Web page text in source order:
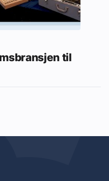
til